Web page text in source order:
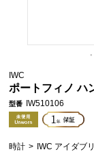
IWC
ポートフィノ ハ
型番 IW510106
時計 > IWC アイダブ